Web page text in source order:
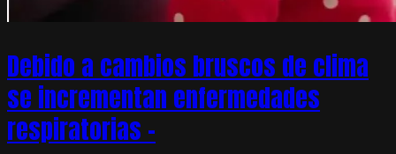
Debido a cambios bruscos de clima
se incrementan enfermedades
respiratorias –